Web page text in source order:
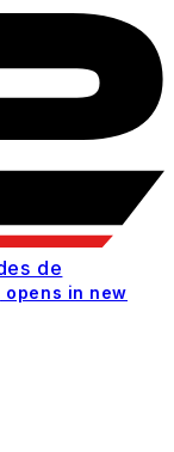
de
, opens in new